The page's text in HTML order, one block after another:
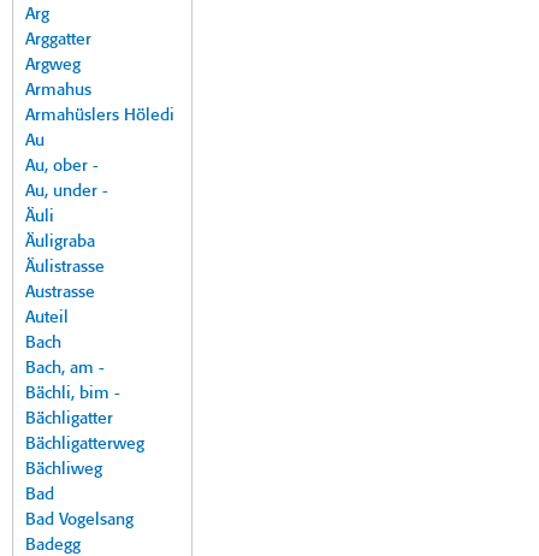
Arg
Arggatter
Argweg
Armahus
Armahüslers Höledi
Au
Au, ober -
Au, under -
Äuli
Äuligraba
Äulistrasse
Austrasse
Auteil
Bach
Bach, am -
Bächli, bim -
Bächligatter
Bächligatterweg
Bächliweg
Bad
Bad Vogelsang
Badegg